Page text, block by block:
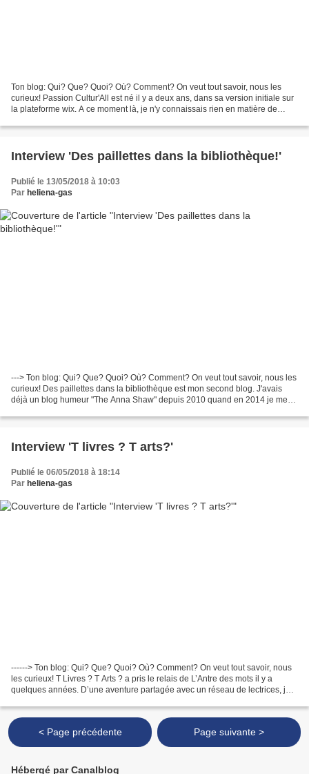
Ton blog: Qui? Que? Quoi? Où? Comment? On veut tout savoir, nous les
curieux! Passion Cultur'All est né il y a deux ans, dans sa version initiale sur
la plateforme wix. A ce moment là, je n'y connaissais rien en matière de
Interview 'Des paillettes dans la bibliothèque!'
Publié le 13/05/2018 à 10:03
Par heliena-gas
---> Ton blog: Qui? Que? Quoi? Où? Comment? On veut tout savoir, nous les
curieux! Des paillettes dans la bibliothèque est mon second blog. J'avais
déjà un blog humeur "The Anna Shaw" depuis 2010 quand en 2014 je me
Interview 'T livres ? T arts?'
Publié le 06/05/2018 à 18:14
Par heliena-gas
------> Ton blog: Qui? Que? Quoi? Où? Comment? On veut tout savoir, nous
les curieux! T Livres ? T Arts ? a pris le relais de L’Antre des mots il y a
quelques années. D’une aventure partagée avec un réseau de lectrices, je
< Page précédente Page suivante >
Hébergé par Canalblog